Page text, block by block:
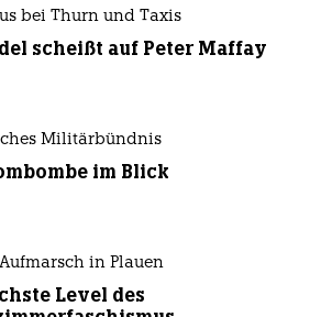
bei Thurn und Taxis
scheißt auf Peter Maffay
Militärbündnis
im Blick
in Plauen
Level des